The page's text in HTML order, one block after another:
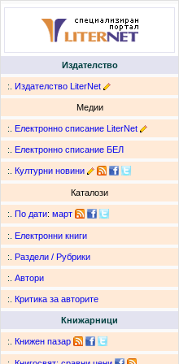
Издателство
:. Издателство LiterNet
Медии
:. Електронно списание LiterNet
:. Електронно списание БЕЛ
:. Културни новини
Каталози
:. По дати: март
:. Електронни книги
:. Раздели / Рубрики
:. Автори
:. Критика за авторите
Книжарници
:. Книжен пазар